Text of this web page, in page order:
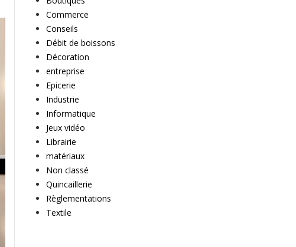
Commerce
Conseils
Débit de boissons
Décoration
entreprise
Epicerie
Industrie
Informatique
Jeux vidéo
Librairie
matériaux
Non classé
Quincaillerie
Règlementations
Textile